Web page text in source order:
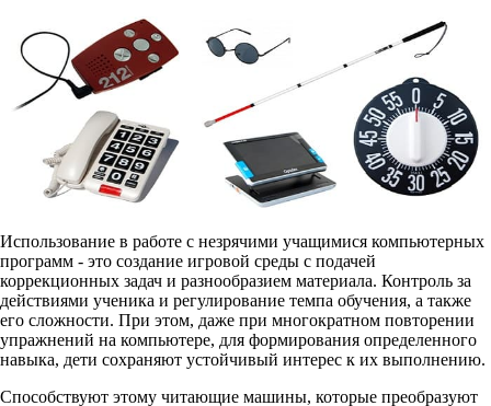
Использование в работе с незрячими учащимися компьютерных
программ - это создание игровой среды с подачей
коррекционных задач и разнообразием материала. Контроль за
действиями ученика и регулирование темпа обучения, а также
его сложности. При этом, даже при многократном повторении
упражнений на компьютере, для формирования определенного
навыка, дети сохраняют устойчивый интерес к их выполнению.
Способствуют этому читающие машины, которые преобразуют